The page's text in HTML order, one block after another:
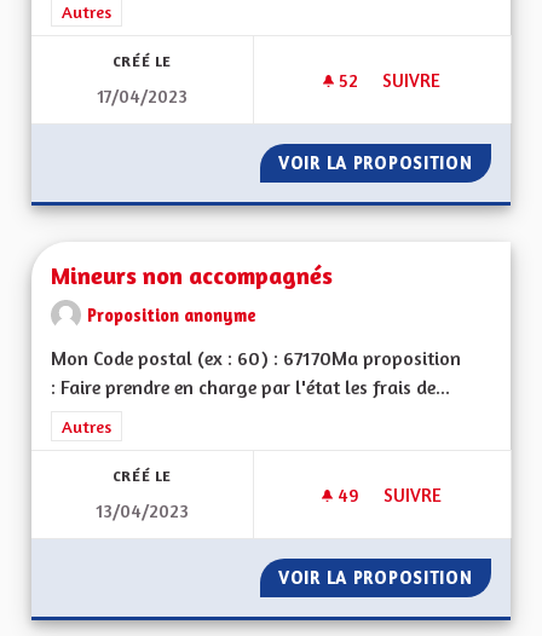
Filtrer les résultats de la catégorie : Autres
Autres
CRÉÉ LE
17/04/2023
52 52 ABONNÉS
SUIVRE
VOIR LA PROPOSITION NE
Mineurs non accompagnés
Proposition anonyme
Mon Code postal (ex : 60) : 67170Ma proposition
: Faire prendre en charge par l'état les frais de...
Filtrer les résultats de la catégorie : Autres
Autres
CRÉÉ LE
13/04/2023
49 49 ABONNÉS
SUIVRE
VOIR LA PROPOSITION